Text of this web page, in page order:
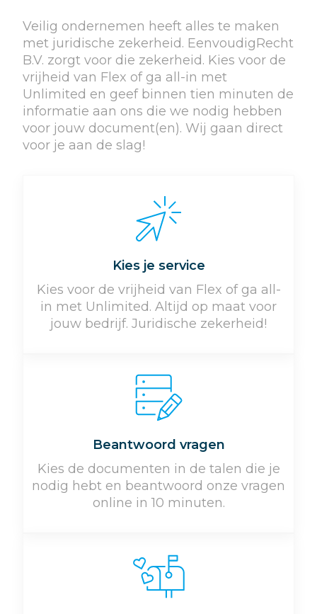
Veilig ondernemen heeft alles te maken
met juridische zekerheid. EenvoudigRecht
B.V. zorgt voor die zekerheid. Kies voor de
vrijheid van Flex of ga all-in met
Unlimited en geef binnen tien minuten de
informatie aan ons die we nodig hebben
voor jouw document(en). Wij gaan direct
voor je aan de slag!
Kies je service
Kies voor de vrijheid van Flex of ga all-
in met Unlimited. Altijd op maat voor
jouw bedrijf. Juridische zekerheid!
Beantwoord vragen
Kies de documenten in de talen die je
nodig hebt en beantwoord onze vragen
online in 10 minuten.